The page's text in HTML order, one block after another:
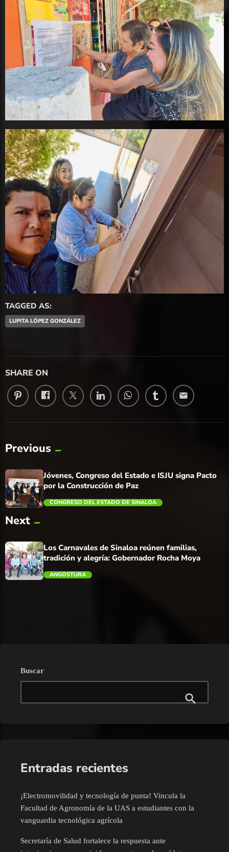
TAGGED AS:
LUPITA LÓPEZ GONZÁLEZ
SHARE ON
email
Previous
Jóvenes, Congreso del Estado e ISJU signa Pacto
por la Construcción de Paz
CONGRESO DEL ESTADO DE SINALOA
Next
Los Carnavales de Sinaloa reúnen familias,
tradición y alegría: Gobernador Rocha Moya
ANGOSTURA
Buscar
Entradas recientes
¡Electromovilidad y tecnología de punta! Vincula la
Facultad de Agronomía de la UAS a estudiantes con la
vanguardia tecnológica agrícola
Secretaría de Salud fortalece la respuesta ante